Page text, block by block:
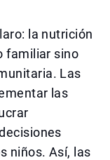
la nutrición
familiar sino
Las
las
niños. Así, las